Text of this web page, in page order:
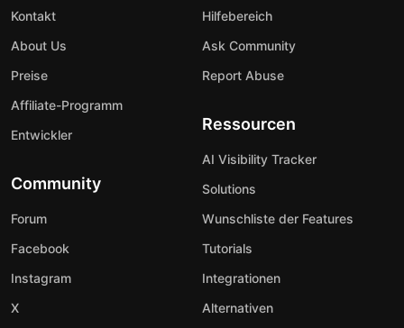
Kontakt
About Us
Preise
Affiliate-Programm
Entwickler
Community
Forum
Facebook
Instagram
X
Hilfebereich
Ask Community
Report Abuse
Ressourcen
AI Visibility Tracker
Solutions
Wunschliste der Features
Tutorials
Integrationen
Alternativen